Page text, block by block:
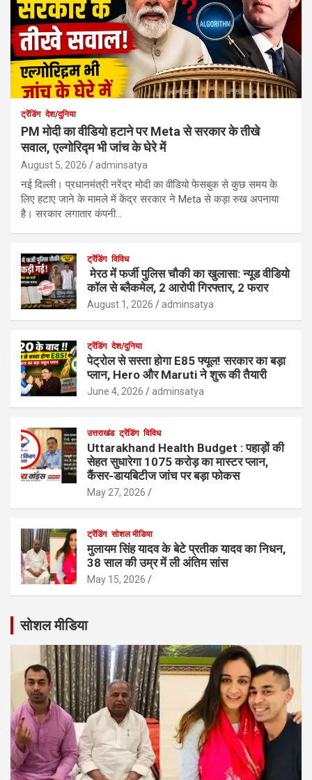
ट्रेंडिंग देश/दुनिया
PM मोदी का वीडियो हटाने पर Meta से सरकार के तीखे
सवाल, एल्गोरिद्म भी जांच के घेरे में
August 5, 2026 adminsatya
नई दिल्ली। प्रधानमंत्री नरेंद्र मोदी का वीडियो फेसबुक से कुछ समय के
लिए हटाए जाने के मामले में केंद्र सरकार ने Meta से कड़ा रुख अपनाया
है। सरकार लगातार कंपनी…
ट्रेंडिंग विविध
मेरठ में फर्जी पुलिस चौकी का खुलासा: न्यूड वीडियो
कॉल से ब्लैकमेल, 2 आरोपी गिरफ्तार, 2 फरार
August 1, 2026 adminsatya
ट्रेंडिंग देश/दुनिया
पेट्रोल से सस्ता होगा E85 फ्यूल! सरकार का बड़ा
प्लान, Hero और Maruti ने शुरू की तैयारी
June 4, 2026 adminsatya
उत्तराखंड ट्रेंडिंग विविध
Uttarakhand Health Budget : पहाड़ों की
सेहत सुधारेगा 1075 करोड़ का मास्टर प्लान,
कैंसर-डायबिटीज जांच पर बड़ा फोकस
May 27, 2026
ट्रेंडिंग सोशल मीडिया
मुलायम सिंह यादव के बेटे प्रतीक यादव का निधन,
38 साल की उम्र में ली अंतिम सांस
May 15, 2026
सोशल मीडिया